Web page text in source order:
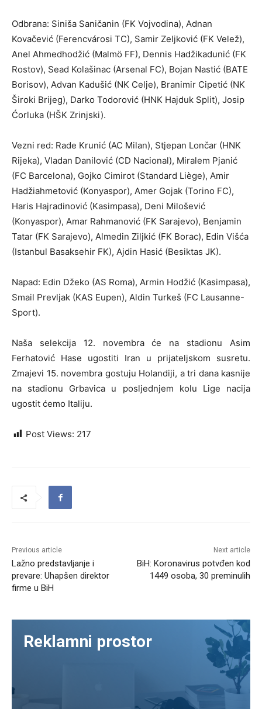
Odbrana: Siniša Saničanin (FK Vojvodina), Adnan
Kovačević (Ferencvárosi TC), Samir Zeljković (FK Velež),
Anel Ahmedhodžić (Malmö FF), Dennis Hadžikadunić (FK
Rostov), Sead Kolašinac (Arsenal FC), Bojan Nastić (BATE
Borisov), Advan Kadušić (NK Celje), Branimir Cipetić (NK
Široki Brijeg), Darko Todorović (HNK Hajduk Split), Josip
Ćorluka (HŠK Zrinjski).
Vezni red: Rade Krunić (AC Milan), Stjepan Lončar (HNK
Rijeka), Vladan Danilović (CD Nacional), Miralem Pjanić
(FC Barcelona), Gojko Cimirot (Standard Liège), Amir
Hadžiahmetović (Konyaspor), Amer Gojak (Torino FC),
Haris Hajradinović (Kasimpasa), Deni Milošević
(Konyaspor), Amar Rahmanović (FK Sarajevo), Benjamin
Tatar (FK Sarajevo), Almedin Ziljkić (FK Borac), Edin Višća
(Istanbul Basaksehir FK), Ajdin Hasić (Besiktas JK).
Napad: Edin Džeko (AS Roma), Armin Hodžić (Kasimpasa),
Smail Prevljak (KAS Eupen), Aldin Turkeš (FC Lausanne-
Sport).
Naša selekcija 12. novembra će na stadionu Asim
Ferhatović Hase ugostiti Iran u prijateljskom susretu.
Zmajevi 15. novembra gostuju Holandiji, a tri dana kasnije
na stadionu Grbavica u posljednjem kolu Lige nacija
ugostit ćemo Italiju.
Post Views: 217
Previous article
Lažno predstavljanje i
prevare: Uhapšen direktor
firme u BiH
Next article
BiH: Koronavirus potvđen kod
1449 osoba, 30 preminulih
Reklamni prostor